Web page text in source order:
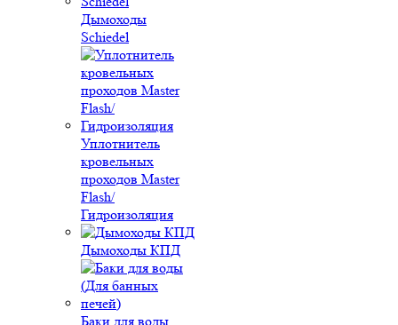
Дымоходы
Schiedel
Уплотнитель
кровельных
проходов Master
Flash/
Гидроизоляция
Дымоходы КПД
Баки для воды